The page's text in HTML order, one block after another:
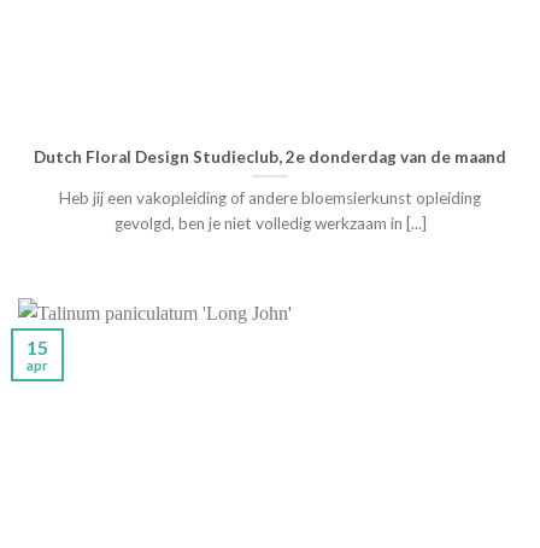
Dutch Floral Design Studieclub, 2e donderdag van de maand
Heb jij een vakopleiding of andere bloemsierkunst opleiding
gevolgd, ben je niet volledig werkzaam in [...]
15
apr